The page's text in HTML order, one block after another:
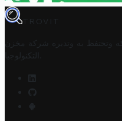
TROVIT
وتحتفظ به وتديره
شركة مخزن
التكنولوجيا